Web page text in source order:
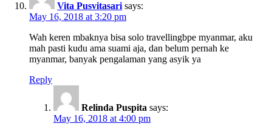
Vita Pusvitasari says:
May 16, 2018 at 3:20 pm
Wah keren mbaknya bisa solo travellingbpe myanmar, aku
mah pasti kudu ama suami aja, dan belum pernah ke
myanmar, banyak pengalaman yang asyik ya
Reply
Relinda Puspita says:
May 16, 2018 at 4:00 pm